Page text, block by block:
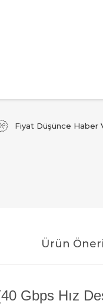
Fiyat Düşünce Haber
Ürün
Gbps Hız